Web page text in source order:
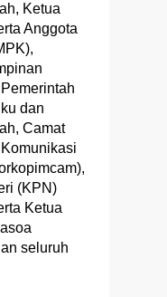
Ketua
Anggota
dan
Camat
(KPN)
Ketua
seluruh